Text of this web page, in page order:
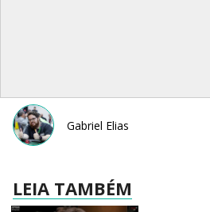
Gabriel Elias
LEIA TAMBÉM